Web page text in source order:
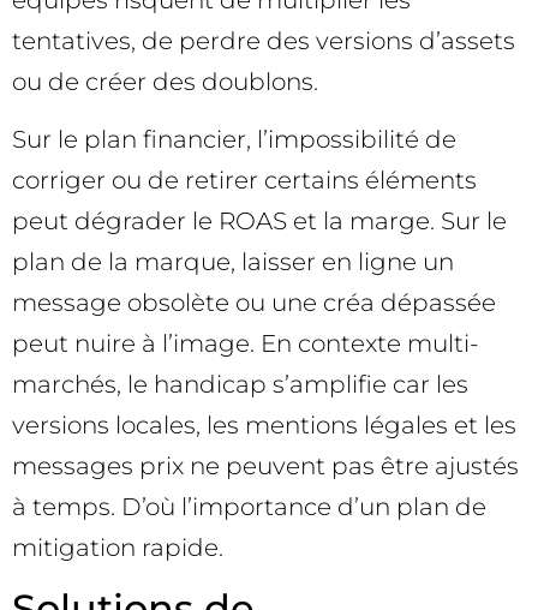
tentatives, de perdre des versions d’assets
ou de créer des doublons.
Sur le plan financier, l’impossibilité de
corriger ou de retirer certains éléments
peut dégrader le ROAS et la marge. Sur le
plan de la marque, laisser en ligne un
message obsolète ou une créa dépassée
peut nuire à l’image. En contexte multi-
marchés, le handicap s’amplifie car les
versions locales, les mentions légales et les
messages prix ne peuvent pas être ajustés
à temps. D’où l’importance d’un plan de
mitigation rapide.